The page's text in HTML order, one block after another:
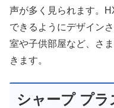
声が多く見られます。
できるようにデザイン
室や子供部屋など、さ
きます。
シャープ プ